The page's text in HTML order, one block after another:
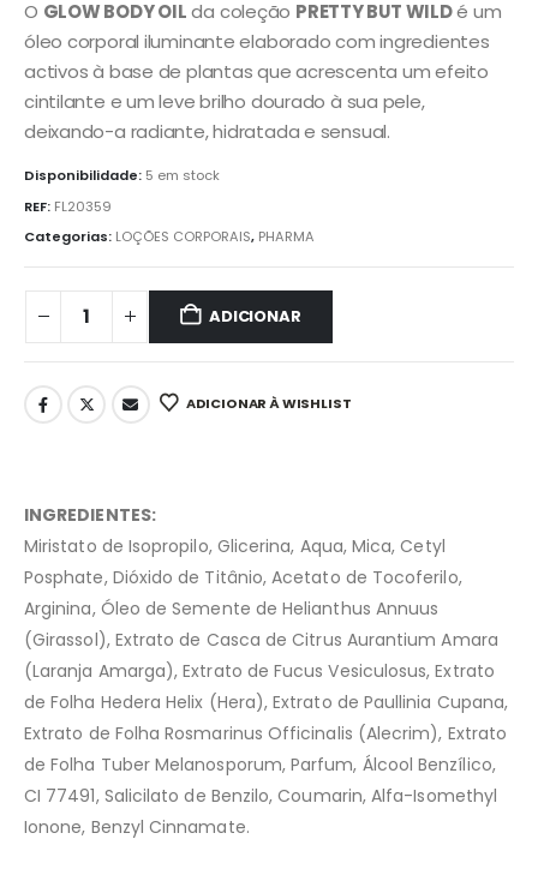
O GLOW BODY OILda coleção PRETTY BUT WILDé um
óleo corporal iluminante elaborado com ingredientes
activos à base de plantas que acrescenta um efeito
cintilante e um leve brilho dourado à sua pele,
deixando-a radiante, hidratada e sensual.
Disponibilidade: 5 em stock
REF: FL20359
Categorias: LOÇÕES CORPORAIS, PHARMA
ADICIONAR
ADICIONAR À WISHLIST
INGREDIENTES:
Miristato de Isopropilo, Glicerina, Aqua, Mica, Cetyl
Posphate, Dióxido de Titânio, Acetato de Tocoferilo,
Arginina, Óleo de Semente de Helianthus Annuus
(Girassol), Extrato de Casca de Citrus Aurantium Amara
(Laranja Amarga), Extrato de Fucus Vesiculosus, Extrato
de Folha Hedera Helix (Hera), Extrato de Paullinia Cupana,
Extrato de Folha Rosmarinus Officinalis (Alecrim), Extrato
de Folha Tuber Melanosporum, Parfum, Álcool Benzílico,
CI 77491, Salicilato de Benzilo, Coumarin, Alfa-Isomethyl
Ionone, Benzyl Cinnamate.